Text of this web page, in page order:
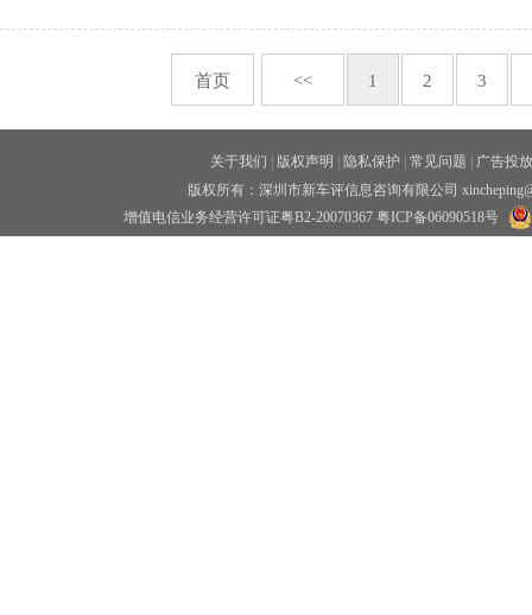
首页 << 1 2 3
关于我们 版权声明 隐私保护 常见问题
广告投放
版权所有：深圳市新车评信息咨询有限公司
增值电信业务经营许可证粤B2-20070367 粤ICP备06090518号